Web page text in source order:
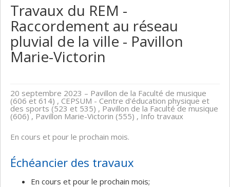
Travaux du REM -
Raccordement au réseau
pluvial de la ville - Pavillon
Marie-Victorin
20 septembre 2023 – Pavillon de la Faculté de musique
(606 et 614) , CEPSUM - Centre d'éducation physique et
des sports (523 et 535) , Pavillon de la Faculté de musique
(606) , Pavillon Marie-Victorin (555) , Info travaux
En cours et pour le prochain mois.
Échéancier des travaux
En cours et pour le prochain mois;